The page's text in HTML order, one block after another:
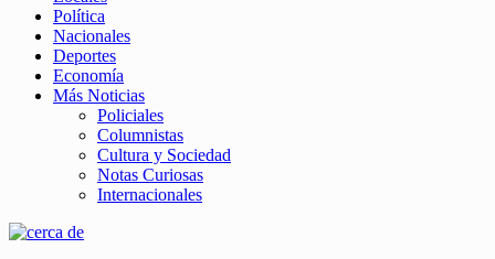
Política
Nacionales
Deportes
Economía
Más Noticias
Policiales
Columnistas
Cultura y Sociedad
Notas Curiosas
Internacionales